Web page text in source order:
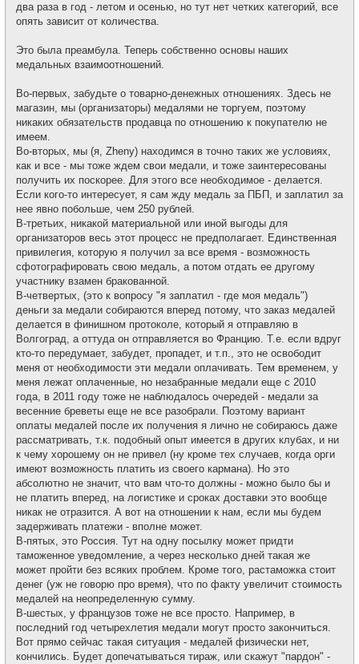
два раза в год - летом и осенью, но тут нет четких категорий, все
опять зависит от количества.
Это была преамбула. Теперь собственно основы наших
медальных взаимоотношений.
Во-первых, забудьте о товарно-денежных отношениях. Здесь не
магазин, мы (организаторы) медалями не торгуем, поэтому
никаких обязательств продавца по отношению к покупателю не
имеем.
Во-вторых, мы (я, Zheny) находимся в точно таких же условиях,
как и все - мы тоже ждем свои медали, и тоже заинтересованы
получить их поскорее. Для этого все необходимое - делается.
Если кого-то интересует, я сам жду медаль за ПБП, и заплатил за
нее явно побольше, чем 250 рублей.
В-третьих, никакой материальной или иной выгоды для
организаторов весь этот процесс не предполагает. Единственная
привилегия, которую я получил за все время - возможность
сфотографировать свою медаль, а потом отдать ее другому
участнику взамен бракованной.
В-четвертых, (это к вопросу "я заплатил - где моя медаль")
деньги за медали собираются вперед потому, что заказ медалей
делается в финишном протоколе, который я отправляю в
Волгоград, а оттуда он отправляется во Францию. Т.е. если вдруг
кто-то передумает, забудет, пропадет, и т.п., это не освободит
меня от необходимости эти медали оплачивать. Тем временем, у
меня лежат оплаченные, но незабранные медали еще с 2010
года, в 2011 году тоже не наблюдалось очередей - медали за
весенние бреветы еще не все разобрали. Поэтому вариант
оплаты медалей после их получения я лично не собираюсь даже
рассматривать, т.к. подобный опыт имеется в других клубах, и ни
к чему хорошему он не привел (ну кроме тех случаев, когда орги
имеют возможность платить из своего кармана). Но это
абсолютно не значит, что вам что-то должны - можно было бы и
не платить вперед, на логистике и сроках доставки это вообще
никак не отразится. А вот на отношении к нам, если мы будем
задерживать платежи - вполне может.
В-пятых, это Россия. Тут на одну посылку может придти
таможенное уведомление, а через несколько дней такая же
может пройти без всяких проблем. Кроме того, растаможка стоит
денег (уж не говорю про время), что по факту увеличит стоимость
медалей на неопределенную сумму.
В-шестых, у французов тоже не все просто. Например, в
последний год четырехлетия медали могут просто закончиться.
Вот прямо сейчас такая ситуация - медалей физически нет,
кончились. Будет допечатываться тираж, или скажут "пардон" -